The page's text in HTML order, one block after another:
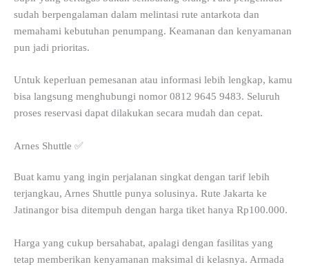
sudah berpengalaman dalam melintasi rute antarkota dan
memahami kebutuhan penumpang. Keamanan dan kenyamanan
pun jadi prioritas.
Untuk keperluan pemesanan atau informasi lebih lengkap, kamu
bisa langsung menghubungi nomor 0812 9645 9483. Seluruh
proses reservasi dapat dilakukan secara mudah dan cepat.
Arnes Shuttle ✅
Buat kamu yang ingin perjalanan singkat dengan tarif lebih
terjangkau, Arnes Shuttle punya solusinya. Rute Jakarta ke
Jatinangor bisa ditempuh dengan harga tiket hanya Rp100.000.
Harga yang cukup bersahabat, apalagi dengan fasilitas yang
tetap memberikan kenyamanan maksimal di kelasnya. Armada